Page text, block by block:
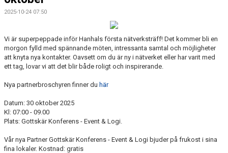
CAMPER
CUPER
CAFÉET
PARTNERS
PARTNERBROSCHYR
KLUBB 1949
TREKRONAN
2025-10-24 07:50
Vi är superpeppade inför Hanhals första nätverksträff! Det kommer bli en
morgon fylld med spännande möten, intressanta samtal och möjligheter
att knyta nya kontakter. Oavsett om du är ny i nätverket eller har varit med
ett tag, lovar vi att det blir både roligt och inspirerande.
Nya partnerbroschyren finner du här
Datum: 30 oktober 2025
Kl: 07:00 - 09.00
Plats: Gottskär Konferens - Event & Logi.
Vår nya Partner Gottskär Konferens - Event & Logi bjuder på frukost i sina
fina lokaler. Kostnad: gratis